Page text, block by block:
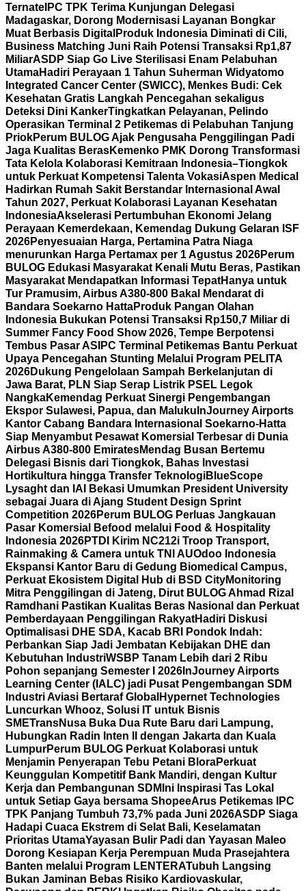
Ternate IPC TPK Terima Kunjungan Delegasi
Madagaskar, Dorong Modernisasi Layanan Bongkar
Muat Berbasis Digital Produk Indonesia Diminati di Cili,
Business Matching Juni Raih Potensi Transaksi Rp1,87
MiliarASDP Siap Go Live Sterilisasi Enam Pelabuhan
UtamaHadiri Perayaan 1 Tahun Suherman Widyatomo
Integrated Cancer Center (SWICC), Menkes Budi: Cek
Kesehatan Gratis Langkah Pencegahan sekaligus
Deteksi Dini KankerTingkatkan Pelayanan, Pelindo
Operasikan Terminal 2 Petikemas di Pelabuhan Tanjung
PriokPerum BULOG Ajak Pengusaha Penggilingan Padi
Jaga Kualitas BerasKemenko PMK Dorong Transformasi
Tata Kelola Kolaborasi Kemitraan Indonesia–Tiongkok
untuk Perkuat Kompetensi Talenta VokasiAspen Medical
Hadirkan Rumah Sakit Berstandar Internasional Awal
Tahun 2027, Perkuat Kolaborasi Layanan Kesehatan
IndonesiaAkselerasi Pertumbuhan Ekonomi Jelang
Perayaan Kemerdekaan, Kemendag Dukung Gelaran ISF
2026Penyesuaian Harga, Pertamina Patra Niaga
menurunkan Harga Pertamax per 1 Agustus 2026Perum
BULOG Edukasi Masyarakat Kenali Mutu Beras, Pastikan
Masyarakat Mendapatkan Informasi TepatHanya untuk
Tur Pramusim, Airbus A380-800 Bakal Mendarat di
Bandara Soekarno HattaProduk Pangan Olahan
Indonesia Bukukan Potensi Transaksi Rp150,7 Miliar di
Summer Fancy Food Show 2026, Tempe Berpotensi
Tembus Pasar AS IPC Terminal Petikemas Bantu Perkuat
Upaya Pencegahan Stunting Melalui Program PELITA
2026Dukung Pengelolaan Sampah Berkelanjutan di
Jawa Barat, PLN Siap Serap Listrik PSEL Legok
NangkaKemendag Perkuat Sinergi Pengembangan
Ekspor Sulawesi, Papua, dan Maluku InJourney Airports
Kantor Cabang Bandara Internasional Soekarno-Hatta
Siap Menyambut Pesawat Komersial Terbesar di Dunia
Airbus A380-800 EmiratesMendag Busan Bertemu
Delegasi Bisnis dari Tiongkok, Bahas Investasi
Hortikultura hingga Transfer TeknologiBlueScope
Lysaght dan IAI Bekasi Umumkan President University
sebagai Juara di Ajang Student Design Sprint
Competition 2026Perum BULOG Perluas Jangkauan
Pasar Komersial Befood melalui Food & Hospitality
Indonesia 2026PTDI Kirim NC212i Troop Transport,
Rainmaking & Camera untuk TNI AUOdoo Indonesia
Ekspansi Kantor Baru di Gedung Biomedical Campus,
Perkuat Ekosistem Digital Hub di BSD CityMonitoring
Mitra Penggilingan di Jateng, Dirut BULOG Ahmad Rizal
Ramdhani Pastikan Kualitas Beras Nasional dan Perkuat
Pemberdayaan Penggilingan RakyatHadiri Diskusi
Optimalisasi DHE SDA, Kacab BRI Pondok Indah:
Perbankan Siap Jadi Jembatan Kebijakan DHE dan
Kebutuhan IndustriWSBP Tanam Lebih dari 2 Ribu
Pohon sepanjang Semester I 2026 InJourney Airports
Learning Center (IALC) jadi Pusat Pengembangan SDM
Industri Aviasi Bertaraf Global Hypernet Technologies
Luncurkan Whooz, Solusi IT untuk Bisnis
SMETransNusa Buka Dua Rute Baru dari Lampung,
Hubungkan Radin Inten II dengan Jakarta dan Kuala
LumpurPerum BULOG Perkuat Kolaborasi untuk
Menjamin Penyerapan Tebu Petani BloraPerkuat
Keunggulan Kompetitif Bank Mandiri, dengan Kultur
Kerja dan Pembangunan SDM Ini Inspirasi Tas Lokal
untuk Setiap Gaya bersama ShopeeArus Petikemas IPC
TPK Panjang Tumbuh 73,7% pada Juni 2026ASDP Siaga
Hadapi Cuaca Ekstrem di Selat Bali, Keselamatan
Prioritas UtamaYayasan Bulir Padi dan Yayasan Maleo
Dorong Kesiapan Kerja Perempuan Muda Prasejahtera
Banten melalui Program LENTERATubuh Langsing
Bukan Jaminan Bebas Risiko Kardiovaskular,